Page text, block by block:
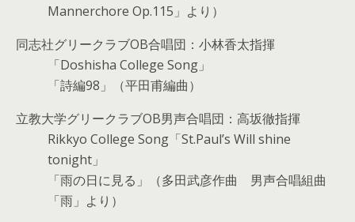
Mannerchore Op.115」より）
同志社グリークラブOB合唱団：小林香太指揮
「Doshisha College Song」
「詩編98」（平田甫編曲）
立教大学グリークラブOB男声合唱団：高坂徹指揮
Rikkyo College Song「St.Paul’s Will shine
tonight」
「雨の日に見る」（多田武彦作曲 男声合唱組曲
「雨」より）